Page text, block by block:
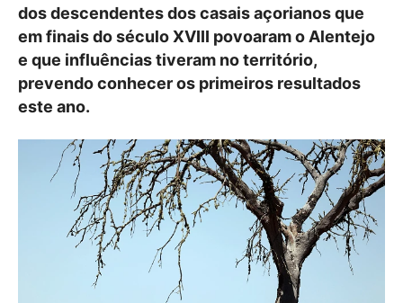
dos descendentes dos casais açorianos que
em finais do século XVIII povoaram o Alentejo
e que influências tiveram no território,
prevendo conhecer os primeiros resultados
este ano.